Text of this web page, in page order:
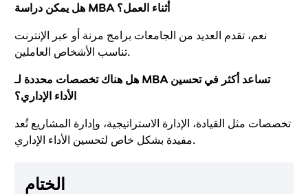
هل يمكن دراسة MBA أثناء العمل؟
نعم، تقدم العديد من الجامعات برامج مرنة أو عبر الإنترنت
تناسب الأشخاص العاملين.
هل هناك تخصصات محددة لـ MBA تساعد أكثر في تحسين
الأداء الإداري؟
تخصصات مثل القيادة، الإدارة الاستراتيجية، وإدارة المشاريع تُعد
مفيدة بشكل خاص لتحسين الأداء الإداري.
الختام